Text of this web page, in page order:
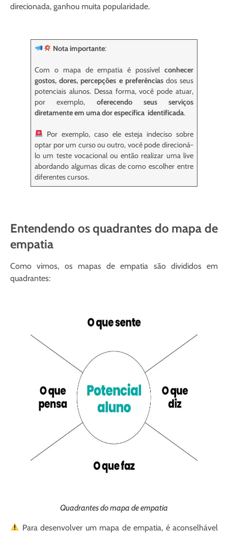
direcionada, ganhou muita popularidade.
Nota importante:
Com o mapa de empatia é possível conhecer
gostos, dores, percepções e preferênciasdos seus
potenciais alunos. Dessa forma, você pode atuar,
por exemplo, oferecendo seus serviços
diretamente em uma dor específica identificada.
Por exemplo, caso ele esteja indeciso sobre
optar por um curso ou outro, você pode direcioná-
lo um teste vocacional ou então realizar uma live
abordando algumas dicas de como escolher entre
diferentes cursos.
Entendendo os quadrantes do mapa de
empatia
Como vimos, os mapas de empatia são divididos em
quadrantes:
Quadrantes do mapa de empatia
Para desenvolver um mapa de empatia, é aconselhável